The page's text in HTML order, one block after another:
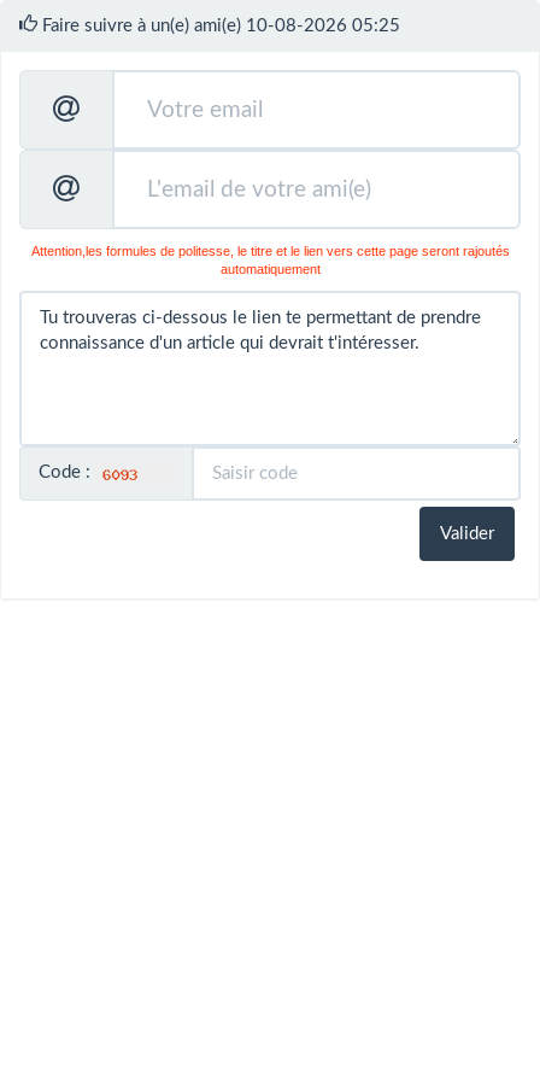
Faire suivre à un(e) ami(e) 10-08-2026 05:25
Attention,les formules de politesse, le titre et le lien vers cette page seront rajoutés
automatiquement
Code :